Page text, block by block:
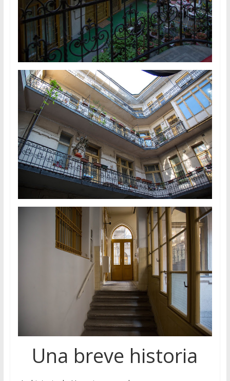
Una breve historia